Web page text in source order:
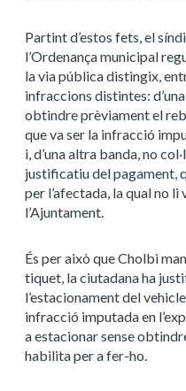
Partint d’estos fets, el
l’Ordenança municipal
la via pública distingix,
infraccions distintes:
obtindre prèviament el
que va ser la infracció
i, d’una altra banda, no
justificatiu del pagament,
per l’afectada, la qual no
l’Ajuntament.
És per això que Cholbi
tiquet, la ciutadana ha
l’estacionament del
infracció imputada en
a estacionar sense
habilita per a fer-ho.